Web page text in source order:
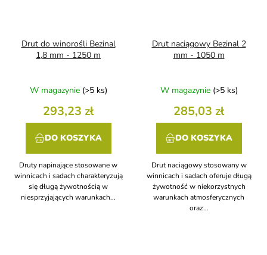
Drut do winorośli Bezinal
1,8 mm - 1250 m
W magazynie (>5 ks)
293,23 zł
DO KOSZYKA
Druty napinające stosowane w
winnicach i sadach charakteryzują
się długą żywotnością w
niesprzyjających warunkach...
Drut naciągowy Bezinal 2
mm - 1050 m
W magazynie (>5 ks)
285,03 zł
DO KOSZYKA
Drut naciągowy stosowany w
winnicach i sadach oferuje długą
żywotność w niekorzystnych
warunkach atmosferycznych
oraz...